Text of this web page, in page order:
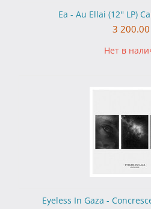
Ea - Au Ellai (12'' LP)
3 200.00
Нет в
Eyeless In Gaza -